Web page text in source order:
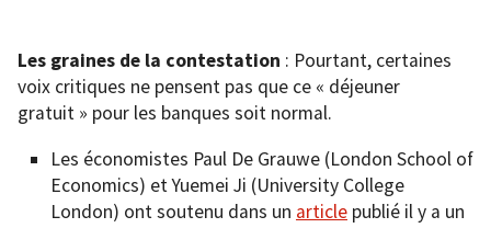
Les graines de la contestation : Pourtant, certaines
voix critiques ne pensent pas que ce « déjeuner
gratuit » pour les banques soit normal.
Les économistes Paul De Grauwe (London School of
Economics) et Yuemei Ji (University College
London) ont soutenu dans un article publié il y a un